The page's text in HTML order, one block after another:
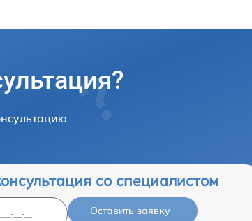
со специалистом
Оставить заявку